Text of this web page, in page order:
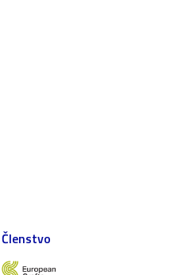
Členstvo